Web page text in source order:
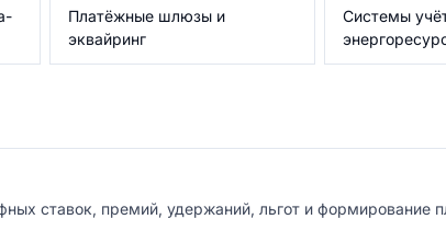
Платёжные шлюзы и
эквайринг
Системы
ставок, премий, удержаний, льгот и формирование